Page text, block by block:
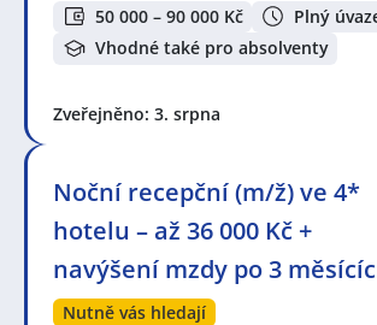
50 000 – 90 000 Kč
Plný
Vhodné také pro absolventy
Zveřejněno: 3. srpna
Noční recepční (m/ž) ve 4*
hotelu – až 36 000 Kč +
navýšení mzdy po 3
Nutně vás hledají